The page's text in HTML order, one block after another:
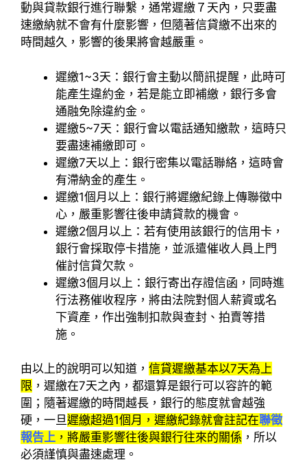
動與貸款銀行進行聯繫，通常遲繳７天內，只要盡
速繳納就不會有什麼影響，但隨著信貸繳不出來的
時間越久，影響的後果將會越嚴重。
遲繳1~3天：銀行會主動以簡訊提醒，此時可
能產生違約金，若是能立即補繳，銀行多會
通融免除違約金。
遲繳5~7天：銀行會以電話通知繳款，這時只
要盡速補繳即可。
遲繳7天以上：銀行密集以電話聯絡，這時會
有滯納金的產生。
遲繳1個月以上：銀行將遲繳紀錄上傳聯徵中
心，嚴重影響往後申請貸款的機會。
遲繳2個月以上：若有使用該銀行的信用卡，
銀行會採取停卡措施，並派遣催收人員上門
催討信貸欠款。
遲繳3個月以上：銀行寄出存證信函，同時進
行法務催收程序，將由法院對個人薪資或名
下資產，作出強制扣款與查封、拍賣等措
施。
由以上的說明可以知道， 信貸遲繳基本以7天為上
限 ，遲繳在7天之內，都還算是銀行可以容許的範
圍；隨著遲繳的時間越長，銀行的態度就會越強
硬，一旦遲繳超過1個月，遲繳紀錄就會註記在聯徵
報告上 ，將嚴重影響往後與銀行往來的關係 ，所以
必須謹慎與盡速處理。